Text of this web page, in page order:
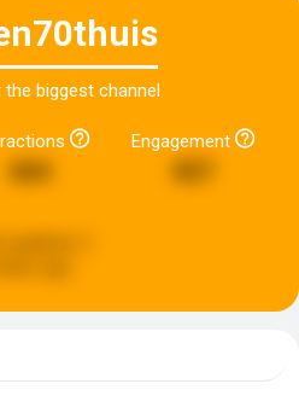
biggest channel
684
Engagement